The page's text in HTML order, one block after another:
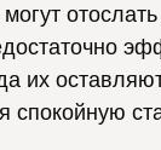
их
спокойную